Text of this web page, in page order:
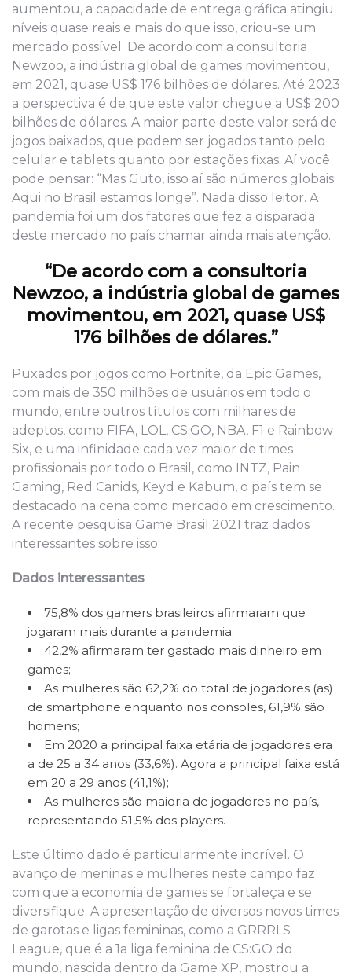
aumentou, a capacidade de entrega gráfica atingiu
níveis quase reais e mais do que isso, criou-se um
mercado possível. De acordo com a consultoria
Newzoo, a indústria global de games movimentou,
em 2021, quase US$ 176 bilhões de dólares. Até 2023
a perspectiva é de que este valor chegue a US$ 200
bilhões de dólares. A maior parte deste valor será de
jogos baixados, que podem ser jogados tanto pelo
celular e tablets quanto por estações fixas. Aí você
pode pensar: “Mas Guto, isso aí são números globais.
Aqui no Brasil estamos longe”. Nada disso leitor. A
pandemia foi um dos fatores que fez a disparada
deste mercado no país chamar ainda mais atenção.
“De acordo com a consultoria
Newzoo, a indústria global de games
movimentou, em 2021, quase US$
176 bilhões de dólares.”
Puxados por jogos como Fortnite, da Epic Games,
com mais de 350 milhões de usuários em todo o
mundo, entre outros títulos com milhares de
adeptos, como FIFA, LOL, CS:GO, NBA, F1 e Rainbow
Six, e uma infinidade cada vez maior de times
profissionais por todo o Brasil, como INTZ, Pain
Gaming, Red Canids, Keyd e Kabum, o país tem se
destacado na cena como mercado em crescimento.
A recente pesquisa Game Brasil 2021 traz dados
interessantes sobre isso
Dados interessantes
75,8% dos gamers brasileiros afirmaram que
jogaram mais durante a pandemia.
42,2% afirmaram ter gastado mais dinheiro em
games;
As mulheres são 62,2% do total de jogadores (as)
de smartphone enquanto nos consoles, 61,9% são
homens;
Em 2020 a principal faixa etária de jogadores era
a de 25 a 34 anos (33,6%). Agora a principal faixa está
em 20 a 29 anos (41,1%);
As mulheres são maioria de jogadores no país,
representando 51,5% dos players.
Este último dado é particularmente incrível. O
avanço de meninas e mulheres neste campo faz
com que a economia de games se fortaleça e se
diversifique. A apresentação de diversos novos times
de garotas e ligas femininas, como a GRRRLS
League, que é a 1a liga feminina de CS:GO do
mundo, nascida dentro da Game XP, mostrou a